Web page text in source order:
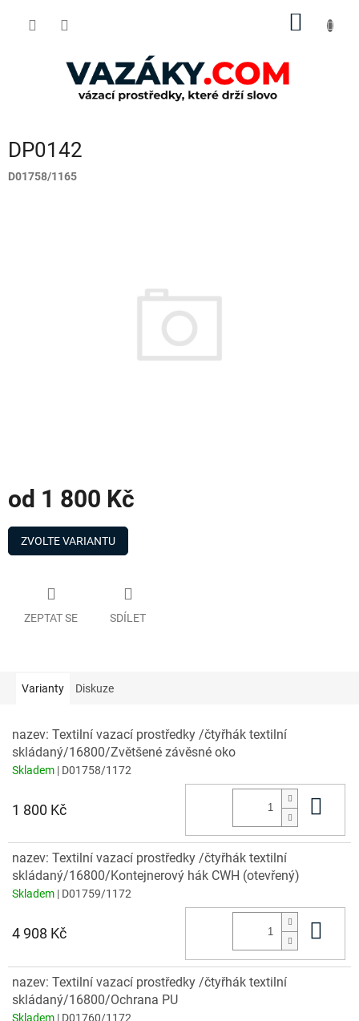
DP0142
D01758/1165
od 1 800 Kč
Měrná
cena:
ZVOLTE VARIANTU
ZEPTAT SE SDÍLET
Varianty Diskuze
nazev: Textilní vazací prostředky /čtyřhák textilní
skládaný/16800/Zvětšené závěsné oko
Skladem | D01758/1172
1 800 Kč
nazev: Textilní vazací prostředky /čtyřhák textilní
skládaný/16800/Kontejnerový hák CWH (otevřený)
Skladem | D01759/1172
4 908 Kč
nazev: Textilní vazací prostředky /čtyřhák textilní
skládaný/16800/Ochrana PU
Skladem | D01760/1172